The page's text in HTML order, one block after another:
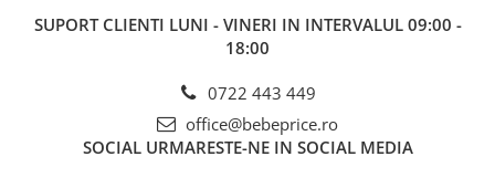
SUPORT CLIENTI LUNI - VINERI IN INTERVALUL 09:00 -
18:00
0722 443 449
office@bebeprice.ro
SOCIAL URMARESTE-NE IN SOCIAL MEDIA